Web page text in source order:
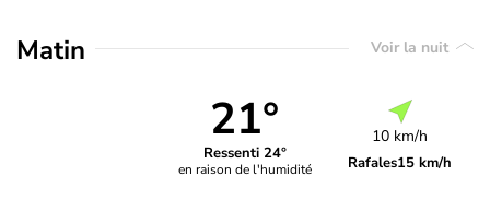
Matin Voir la nuit
21°
Ressenti 24°
en raison de l'humidité
10 km/h
Rafales15 km/h